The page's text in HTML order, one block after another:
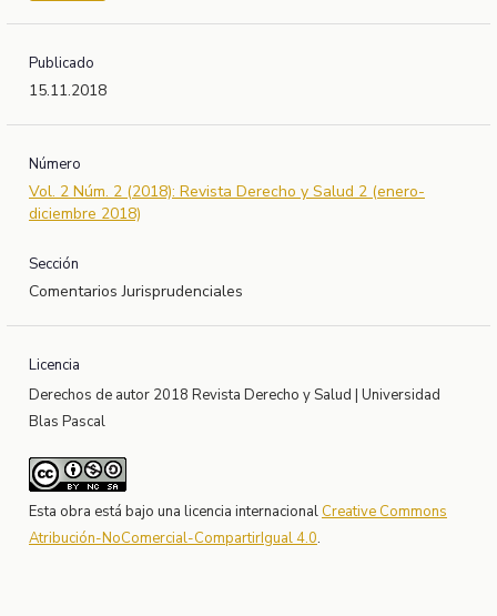
Publicado
15.11.2018
Número
Vol. 2 Núm. 2 (2018): Revista Derecho y Salud 2 (enero-
diciembre 2018)
Sección
Comentarios Jurisprudenciales
Licencia
Derechos de autor 2018 Revista Derecho y Salud | Universidad
Blas Pascal
Esta obra está bajo una licencia internacional Creative Commons
Atribución-NoComercial-CompartirIgual 4.0.